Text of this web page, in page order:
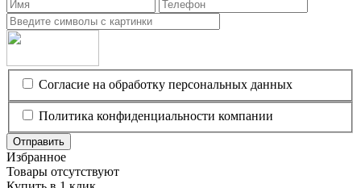
Согласие на обработку персональных данных
Политика конфиденциальности компании
Отправить
Избранное
Товары отсутствуют